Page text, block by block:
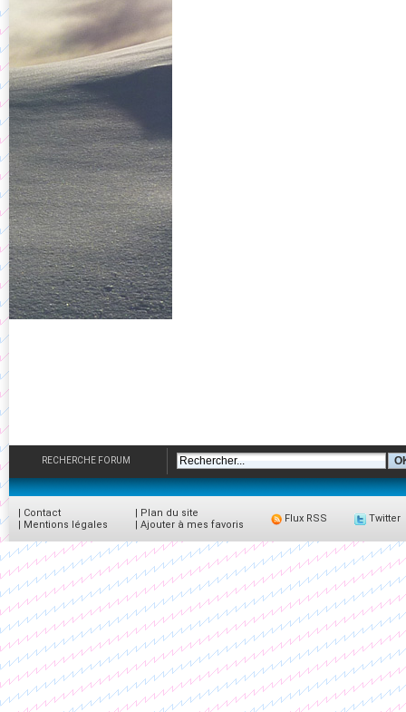
RECHERCHE FORUM
| Contact
| Mentions légales
| Plan du site
| Ajouter à mes favoris
Flux RSS Twitter